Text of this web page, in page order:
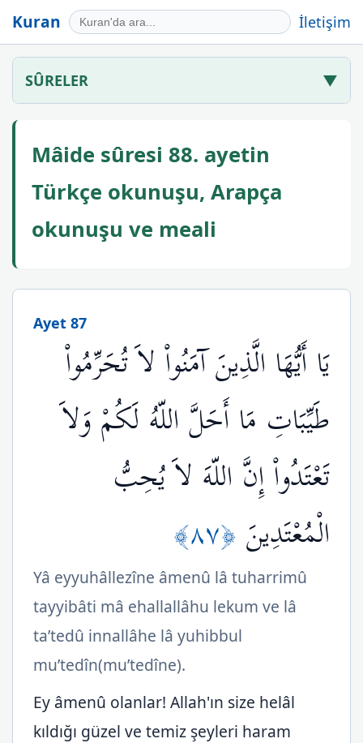
Kuran İletişim
SÛRELER ▼
Mâide sûresi 88. ayetin
Türkçe okunuşu, Arapça
okunuşu ve meali
Ayet 87
يَا أَيُّهَا الَّذِينَ آمَنُواْ لاَ تُحَرِّمُواْ
طَيِّبَاتِ مَا أَحَلَّ اللّهُ لَكُمْ وَلاَ
تَعْتَدُواْ إِنَّ اللّهَ لاَ يُحِبُّ
الْمُعْتَدِينَ ﴿٨٧﴾
Yâ eyyuhâllezîne âmenû lâ tuharrimû
tayyibâti mâ ehallallâhu lekum ve lâ
ta’tedû innallâhe lâ yuhibbul
mu’tedîn(mu’tedîne).
Ey âmenû olanlar! Allah'ın size helâl
kıldığı güzel ve temiz şeyleri haram